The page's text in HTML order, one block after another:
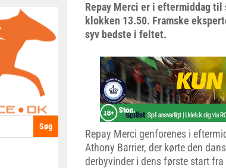
Repay Merci er i eftermiddag
klokken 13.50. Framske
syv bedste i feltet.
Repay Merci genforenes i
Athony Barrier, der kørte den
derbyvinder i dens første start fra